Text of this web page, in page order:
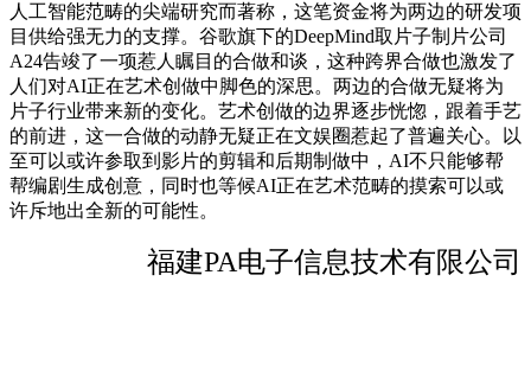
人工智能范畴的尖端研究而著称，这笔资金将为两边的研发项
目供给强无力的支撑。谷歌旗下的DeepMind取片子制片公司
A24告竣了一项惹人瞩目的合做和谈，这种跨界合做也激发了
人们对AI正在艺术创做中脚色的深思。两边的合做无疑将为
片子行业带来新的变化。艺术创做的边界逐步恍惚，跟着手艺
的前进，这一合做的动静无疑正在文娱圈惹起了普遍关心。以
至可以或许参取到影片的剪辑和后期制做中，AI不只能够帮
帮编剧生成创意，同时也等候AI正在艺术范畴的摸索可以或
许斥地出全新的可能性。
福建PA电子信息技术有限公司